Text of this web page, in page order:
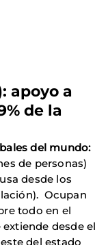
apoyo a
de la
del mundo:
de personas)
desde los
Ocupan
todo en el
desde el
del estado